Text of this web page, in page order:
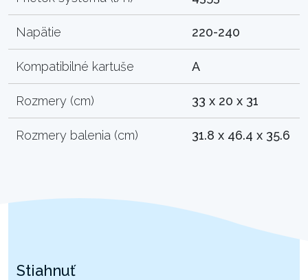
Napätie 220-240
Kompatibilné kartuše A
Rozmery (cm) 33 x 20 x 31
Rozmery balenia (cm) 31.8 x 46.4 x 35.6
Stiahnuť